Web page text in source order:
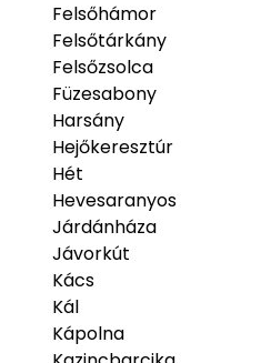
Felsőhámor
Felsőtárkány
Felsőzsolca
Füzesabony
Harsány
Hejőkeresztúr
Hét
Hevesaranyos
Járdánháza
Jávorkút
Kács
Kál
Kápolna